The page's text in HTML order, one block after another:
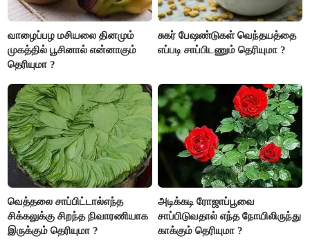
வாழைப்பழ மசியலை தினமும்
முகத்தில் பூசினால் என்னாகும்
தெரியுமா ?
சுகர் பேஷண்டுகள் வெந்தயத்தை
எப்படி சாப்பிடணும் தெரியுமா ?
வெத்தலை சாப்பிட்டால்எந்த
சிக்கலுக்கு சிறந்த நிவாரணியாக
இருக்கும் தெரியுமா ?
அடிக்கடி ரோஜாப்பூவை
சாப்பிடுவதால் எந்த நோயிலிருந்து
காக்கும் தெரியுமா ?